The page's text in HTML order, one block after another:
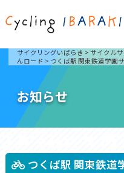
サイクリングいばらき > サイクル
んロード > つくば駅 関東鉄道学園
お知らせ
つくば駅 関東鉄道